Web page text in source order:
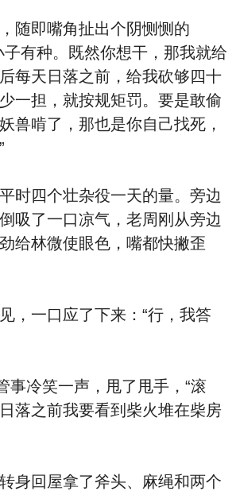
随即嘴角扯出个阴恻恻的
子有种。既然你想干，那我就给
每天日落之前，给我砍够四十
一担，就按规矩罚。要是敢偷
兽啃了，那也是你自己找死，
时四个壮杂役一天的量。旁边
吸了一口凉气，老周刚从旁边
给林微使眼色，嘴都快撇歪
，一口应了下来：“行，我答
事冷笑一声，甩了甩手，“滚
落之前我要看到柴火堆在柴房
身回屋拿了斧头、麻绳和两个